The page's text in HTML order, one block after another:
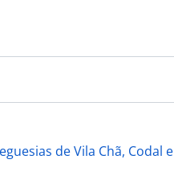
de Vila Chã, Codal e